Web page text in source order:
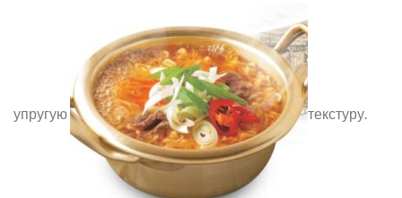
упругую текстуру.